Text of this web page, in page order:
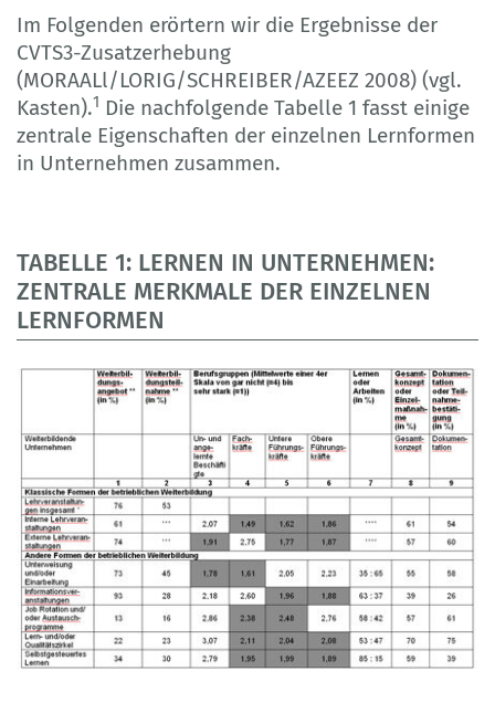
Im Folgenden erörtern wir die Ergebnisse der
CVTS3-Zusatzerhebung
(MORAALl/LORIG/SCHREIBER/AZEEZ 2008) (vgl.
Kasten).1 Die nachfolgende Tabelle 1 fasst einige
zentrale Eigenschaften der einzelnen Lernformen
in Unternehmen zusammen.
TABELLE 1: LERNEN IN UNTERNEHMEN:
ZENTRALE MERKMALE DER EINZELNEN
LERNFORMEN